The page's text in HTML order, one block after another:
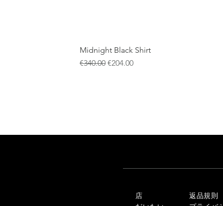
Midnight Black Shirt
通常価格
€340.00 セール価格
€204.00
店
返品規則